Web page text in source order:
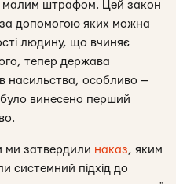
малим штрафом. Цей закон
за допомогою яких можна
людину, що вчиняє
тепер держава
насильства, особливо —
винесено перший
ми затвердили наказ, яким
системний підхід до